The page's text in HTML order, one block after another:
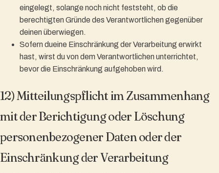
eingelegt, solange noch nicht feststeht, ob die
berechtigten Gründe des Verantwortlichen gegenüber
deinen überwiegen.
Sofern dueine Einschränkung der Verarbeitung erwirkt
hast, wirst du von dem Verantwortlichen unterrichtet,
bevor die Einschränkung aufgehoben wird.
12) Mitteilungspflicht im Zusammenhang
mit der Berichtigung oder Löschung
personenbezogener Daten oder der
Einschränkung der Verarbeitung